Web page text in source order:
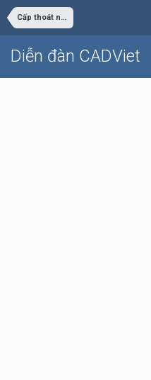
Cấp thoát nước
Diễn đàn CADViet